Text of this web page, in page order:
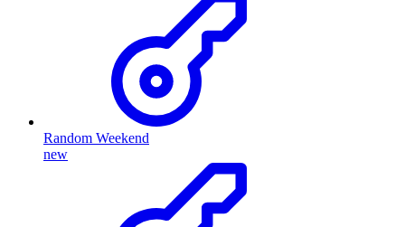
Random Weekend
new